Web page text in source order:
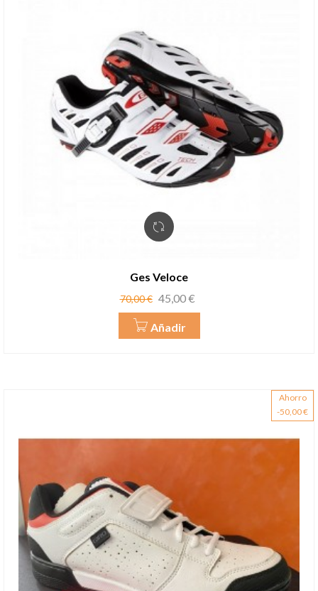
Ges Veloce
Precio
base
70,00 € Precio
45,00 €
Añadir
Ahorro
-50,00 €